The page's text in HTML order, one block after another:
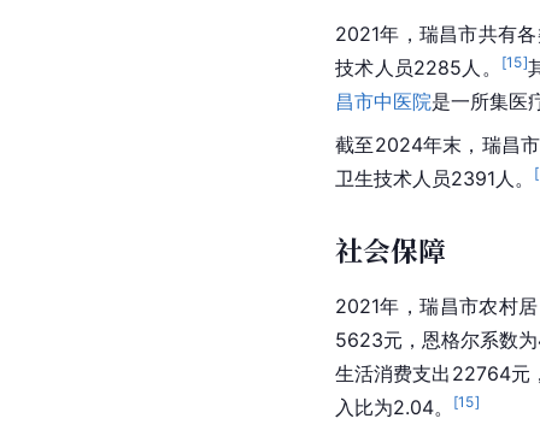
2021年，瑞昌市共有
技术人员2285人。
[15]
昌市中医院是一所集医
截至2024年末，瑞昌
卫生技术人员2391人。
[
社会保障
2021年，瑞昌市农村
5623元，恩格尔系数
生活消费支出22764元
入比为2.04。
[15]